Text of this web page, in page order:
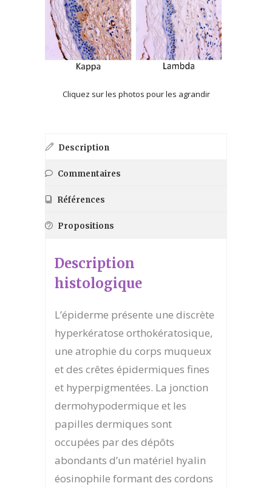
Cliquez sur les photos pour les agrandir
Description
Commentaires
Références
Propositions
Description
histologique
L’épiderme présente une discrète
hyperkératose orthokératosique,
une atrophie du corps muqueux
et des crêtes épidermiques fines
et hyperpigmentées. La jonction
dermohypodermique et les
papilles dermiques sont
occupées par des dépôts
abondants d’un matériel hyalin
éosinophile formant des cordons